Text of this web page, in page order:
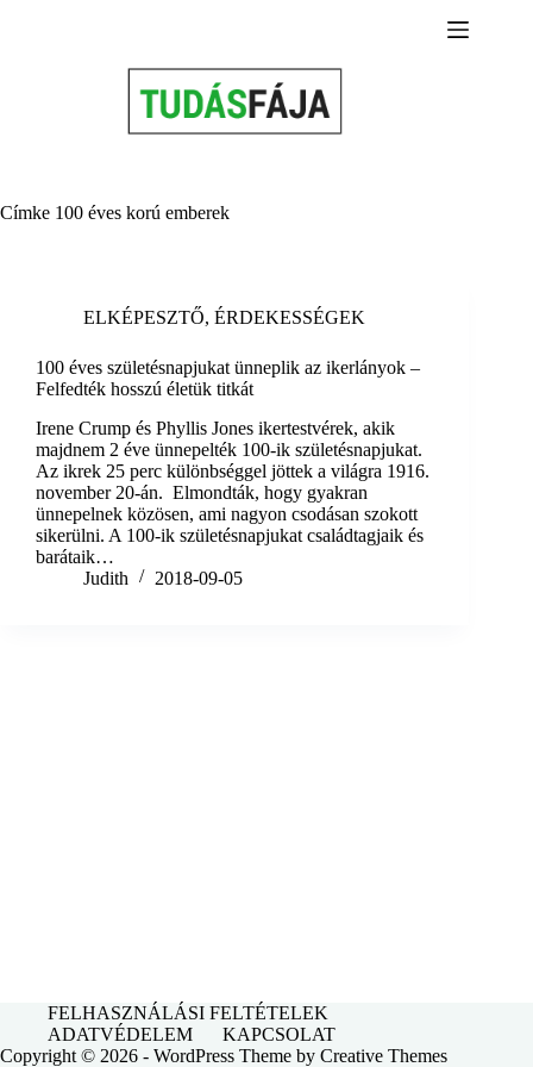
Címke 100 éves korú emberek
ELKÉPESZTŐ, ÉRDEKESSÉGEK
100 éves születésnapjukat ünneplik az ikerlányok –
Felfedték hosszú életük titkát
Irene Crump és Phyllis Jones ikertestvérek, akik
majdnem 2 éve ünnepelték 100-ik születésnapjukat.
Az ikrek 25 perc különbséggel jöttek a világra 1916.
november 20-án. Elmondták, hogy gyakran
ünnepelnek közösen, ami nagyon csodásan szokott
sikerülni. A 100-ik születésnapjukat családtagjaik és
barátaik…
Judith
2018-09-05
FELHASZNÁLÁSI FELTÉTELEK
ADATVÉDELEM
KAPCSOLAT
Copyright © 2026 - WordPress Theme by Creative Themes